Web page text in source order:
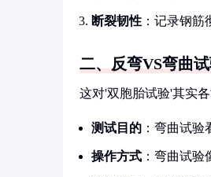
断裂韧性 ：记录钢
二、反弯VS弯曲
这对'双胞胎试验'其实各
测试目的 ：弯曲试
操作方式 ：弯曲试